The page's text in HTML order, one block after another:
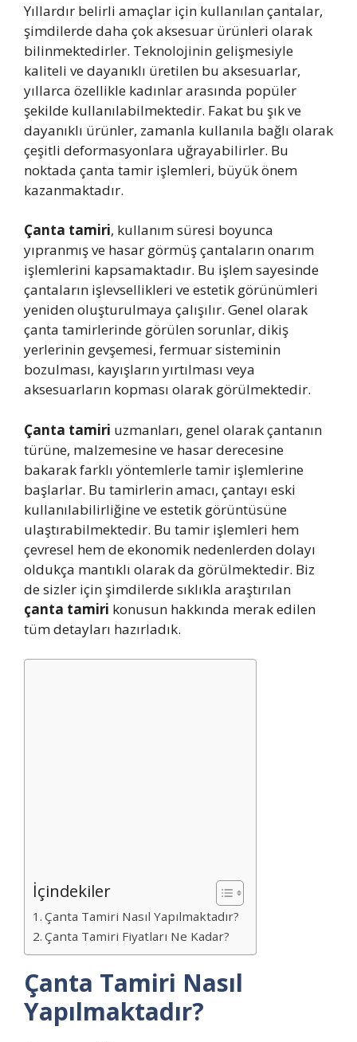
Yıllardır belirli amaçlar için kullanılan çantalar,
şimdilerde daha çok aksesuar ürünleri olarak
bilinmektedirler. Teknolojinin gelişmesiyle
kaliteli ve dayanıklı üretilen bu aksesuarlar,
yıllarca özellikle kadınlar arasında popüler
şekilde kullanılabilmektedir. Fakat bu şık ve
dayanıklı ürünler, zamanla kullanıla bağlı olarak
çeşitli deformasyonlara uğrayabilirler. Bu
noktada çanta tamir işlemleri, büyük önem
kazanmaktadır.
Çanta tamiri, kullanım süresi boyunca
yıpranmış ve hasar görmüş çantaların onarım
işlemlerini kapsamaktadır. Bu işlem sayesinde
çantaların işlevsellikleri ve estetik görünümleri
yeniden oluşturulmaya çalışılır. Genel olarak
çanta tamirlerinde görülen sorunlar, dikiş
yerlerinin gevşemesi, fermuar sisteminin
bozulması, kayışların yırtılması veya
aksesuarların kopması olarak görülmektedir.
Çanta tamiri uzmanları, genel olarak çantanın
türüne, malzemesine ve hasar derecesine
bakarak farklı yöntemlerle tamir işlemlerine
başlarlar. Bu tamirlerin amacı, çantayı eski
kullanılabilirliğine ve estetik görüntüsüne
ulaştırabilmektedir. Bu tamir işlemleri hem
çevresel hem de ekonomik nedenlerden dolayı
oldukça mantıklı olarak da görülmektedir. Biz
de sizler için şimdilerde sıklıkla araştırılan
çanta tamiri konusun hakkında merak edilen
tüm detayları hazırladık.
İçindekiler
Çanta Tamiri Nasıl Yapılmaktadır?
Çanta Tamiri Fiyatları Ne Kadar?
Çanta Tamiri Nasıl
Yapılmaktadır?